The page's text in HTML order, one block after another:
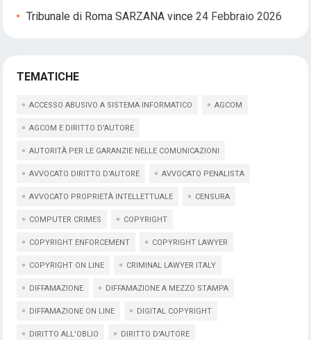
Tribunale di Roma SARZANA vince 24 Febbraio 2026
TEMATICHE
ACCESSO ABUSIVO A SISTEMA INFORMATICO AGCOM
AGCOM E DIRITTO D'AUTORE
AUTORITÀ PER LE GARANZIE NELLE COMUNICAZIONI
AVVOCATO DIRITTO D'AUTORE AVVOCATO PENALISTA
AVVOCATO PROPRIETÀ INTELLETTUALE CENSURA
COMPUTER CRIMES COPYRIGHT
COPYRIGHT ENFORCEMENT COPYRIGHT LAWYER
COPYRIGHT ON LINE CRIMINAL LAWYER ITALY
DIFFAMAZIONE DIFFAMAZIONE A MEZZO STAMPA
DIFFAMAZIONE ON LINE DIGITAL COPYRIGHT
DIRITTO ALL'OBLIO DIRITTO D'AUTORE